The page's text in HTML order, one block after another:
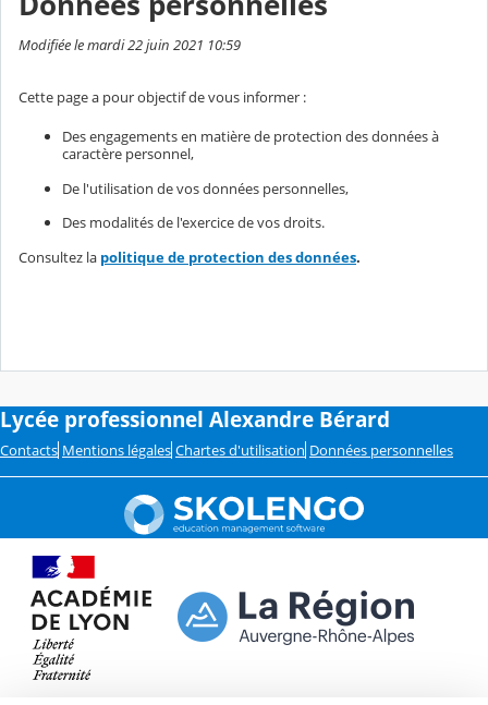
Modifiée le mardi 22 juin 2021 10:59
Cette page a pour objectif de vous informer :
Des engagements en matière de protection des données à
caractère personnel,
De l'utilisation de vos données personnelles,
Des modalités de l'exercice de vos droits.
Consultez la politique de protection des données.
Lycée professionnel Alexandre Bérard
Contacts Mentions légales Chartes d'utilisation Données personnelles